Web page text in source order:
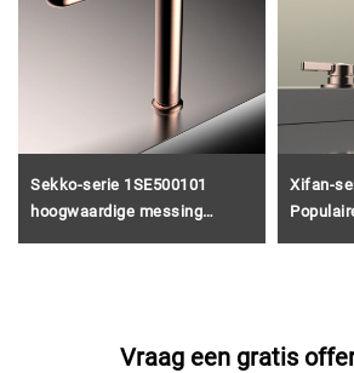
Sekko-serie 1SE500101
hoogwaardige messing
Xifan-
Vraag een gratis